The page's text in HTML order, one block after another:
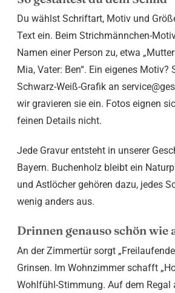
Du wählst Schriftart, Motiv und
Text ein. Beim Strichmännchen-
Namen einer Person zu, etwa
Mia, Vater: Ben“. Ein eigenes Motiv?
Schwarz-Weiß-Grafik an
wir gravieren sie ein. Fotos eignen
feinen Details nicht.
Jede Gravur entsteht in unserer
Bayern. Buchenholz bleibt ein
und Astlöcher gehören dazu, jedes
wenig anders aus.
Drinnen genauso schön wie
An der Zimmertür sorgt
Grinsen. Im Wohnzimmer schafft
Wohlfühl-Stimmung. Auf dem Regal